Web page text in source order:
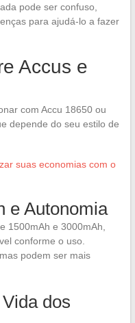
pode ser confuso,
para ajudá-lo a fazer
Accus e
com Accu 18650 ou
depende do seu estilo de
suas economias com o
e Autonomia
1500mAh e 3000mAh,
conforme o uso.
podem ser mais
dos